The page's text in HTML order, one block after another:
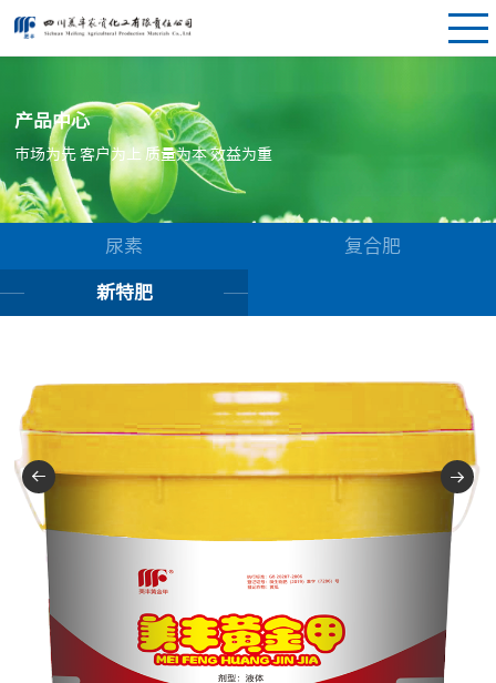
产品中心
市场为先 客户为上 质量为本 效益为重
尿素 复合肥
新特肥
 